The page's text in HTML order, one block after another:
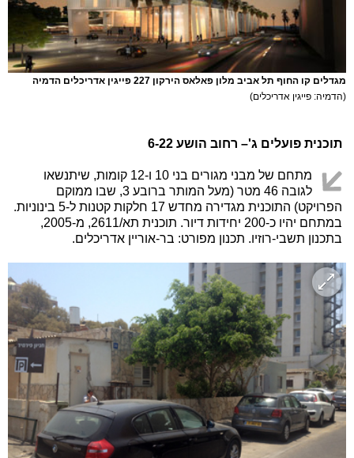
מגדלים קו החוף תל אביב מלון פאלאס הירקון 227 פייגין אדריכלים הדמיה
(הדמיה: פייגין אדריכלים)
תוכנית פועלים ג'– רחוב הושע 6-22
מתחם של מבני מגורים בני 10 ו-12 קומות, שיתנשאו
לגובה 46 מטר (מעל המותר ברובע 3, שבו ממוקם
הפרויקט) התוכנית מגדירה מחדש 17 חלקות קטנות ל-5 בינוניות.
במתחם יהיו כ-200 יחידות דיור. תוכנית תא/2611, מ-2005,
בתכנון תשבי-רוזיו. תכנון מפורט: בר-אוריין אדריכלים.